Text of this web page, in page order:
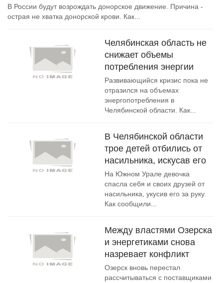
В России будут возрождать донорское движение. Причина -
острая не хватка донорской крови. Как...
Челябинская область не
снижает объемы
потребления энергии
Развивающийся кризис пока не
отразился на объемах
энергопотребления в
Челябинской области. Как...
В Челябинской области
трое детей отбились от
насильника, искусав его
На Южном Урале девочка
спасла себя и своих друзей от
насильника, укусив его за руку.
Как сообщили...
Между властями Озерска
и энергетиками снова
назревает конфликт
Озерск вновь перестал
рассчитываться с поставщиками